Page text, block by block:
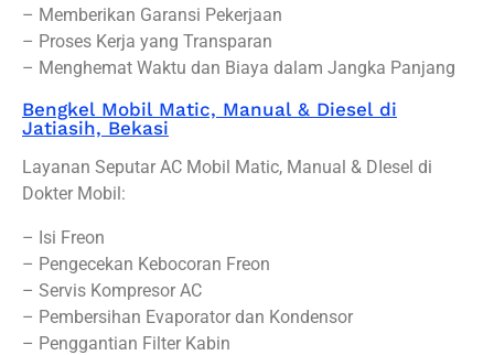
– Memberikan Garansi Pekerjaan
– Proses Kerja yang Transparan
– Menghemat Waktu dan Biaya dalam Jangka Panjang
Bengkel Mobil Matic, Manual & Diesel di
Jatiasih, Bekasi
Layanan Seputar AC Mobil Matic, Manual & DIesel di
Dokter Mobil:
– Isi Freon
– Pengecekan Kebocoran Freon
– Servis Kompresor AC
– Pembersihan Evaporator dan Kondensor
– Penggantian Filter Kabin